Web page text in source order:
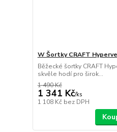
W Šortky CRAFT
Běžecké šortky CRAFT
skvěle hodí pro širok...
1 490 Kč
1 341 Kč/ks
1 108 Kč bez DPH